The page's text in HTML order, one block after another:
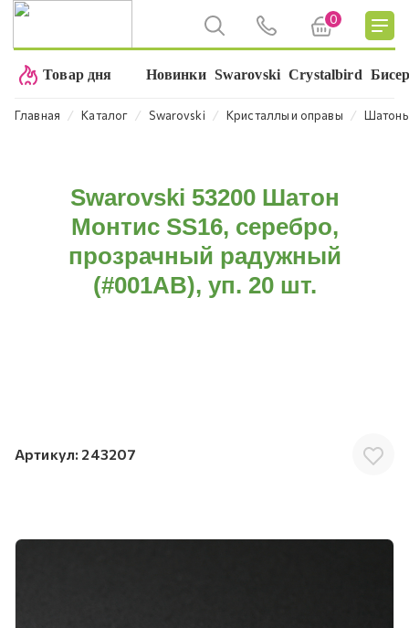
0
Товар дня Новинки Swarovski Crystalbird
Главная ⁄ Каталог ⁄ Swarovski ⁄ Кристаллы и оправы ⁄
Swarovski 53200 Шатон
Монтис SS16, серебро,
прозрачный радужный
(#001AB), уп. 20 шт.
Артикул: 243207